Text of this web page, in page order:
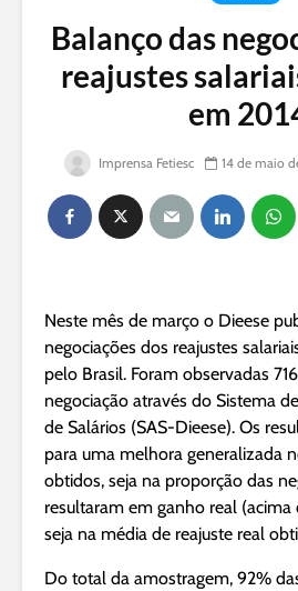
Balanço das
reajustes
em
Imprensa Fetiesc 14 de maio
Neste mês de março o Dieese
negociações dos reajustes
pelo Brasil. Foram observadas
negociação através do Sistema
de Salários (SAS-Dieese). Os
para uma melhora generalizada
obtidos, seja na proporção das
resultaram em ganho real (acima
seja na média de reajuste real
Do total da amostragem, 92%